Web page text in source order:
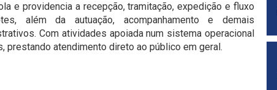
e providencia a recepção, tramitação, expedição e fluxo
além da autuação, acompanhamento e demais
Com atividades apoiada num sistema operacional
prestando atendimento direto ao público em geral.